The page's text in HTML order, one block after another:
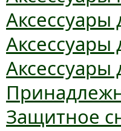
Аксессуары
Аксессуары
Аксессуары
Защитное